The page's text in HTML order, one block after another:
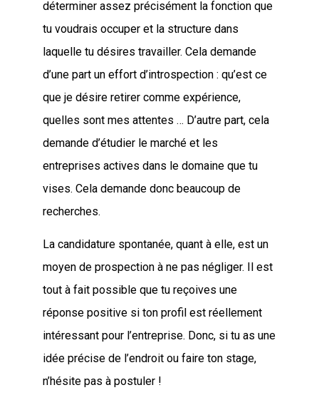
déterminer assez précisément la fonction que
tu voudrais occuper et la structure dans
laquelle tu désires travailler. Cela demande
d’une part un effort d’introspection : qu’est ce
que je désire retirer comme expérience,
quelles sont mes attentes … D’autre part, cela
demande d’étudier le marché et les
entreprises actives dans le domaine que tu
vises. Cela demande donc beaucoup de
recherches.
La candidature spontanée, quant à elle, est un
moyen de prospection à ne pas négliger. Il est
tout à fait possible que tu reçoives une
réponse positive si ton profil est réellement
intéressant pour l’entreprise. Donc, si tu as une
idée précise de l’endroit ou faire ton stage,
n’hésite pas à postuler !